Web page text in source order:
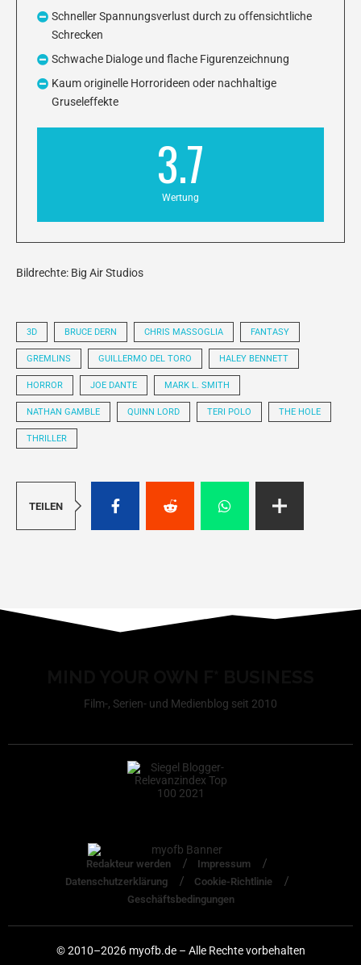
Schneller Spannungsverlust durch zu offensichtliche
Schrecken
Schwache Dialoge und flache Figurenzeichnung
Kaum originelle Horrorideen oder nachhaltige
Gruseleffekte
3.7
Wertung
Bildrechte: Big Air Studios
3D BRUCE DERN CHRIS MASSOGLIA FANTASY
GREMLINS GUILLERMO DEL TORO HALEY BENNETT
HORROR JOE DANTE MARK L. SMITH
NATHAN GAMBLE QUINN LORD TERI POLO THE HOLE
THRILLER
TEILEN
Film-, Serien- und Medienblog seit 2010
Redakteur werden
Impressum
Datenschutzerklärung
Cookie-Richtlinie
Geschäftsbedingungen
© 2010–2026 myofb.de – Alle Rechte vorbehalten